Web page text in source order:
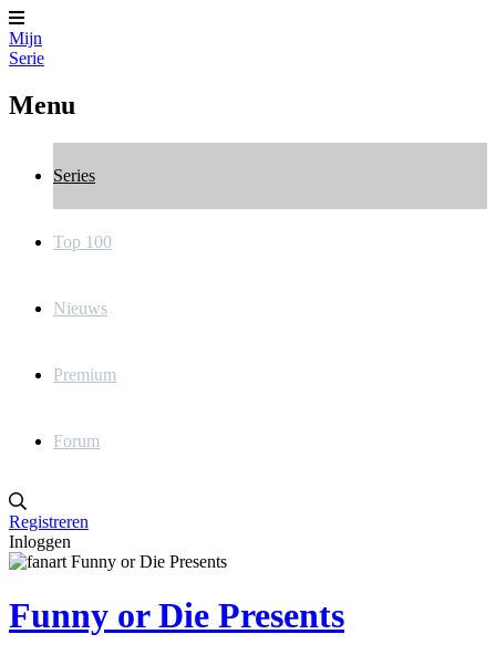
Mijn
Serie
Menu
Series
Top 100
Nieuws
Premium
Forum
Registreren
Inloggen
Funny or Die Presents